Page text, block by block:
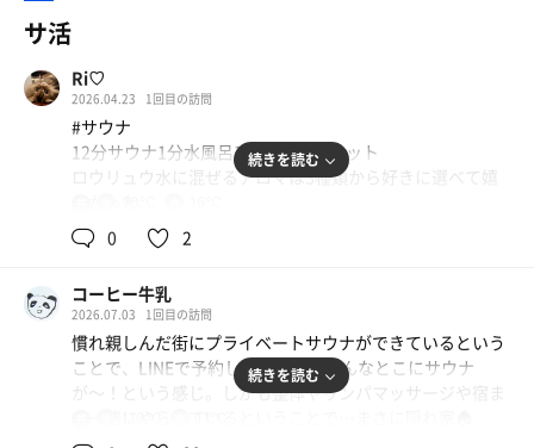
サ活
Ri♡
2026.04.23 1回目の訪問
#サウナ
12分サウナ1分水風呂10分休憩×3セット
ロウリュウ水に混ぜるアロマは3種類から好きに選べて嬉
サウナ室内は広く、4名まで問題なく入れそうな広さだっ
たので快適に過ごせた。
座席部分はロウリュウ前で90度程度。
物足りなさを感じたのでアウフグース必須。
それ用か不明だが、うちわも準備されていた。
続きを読む
0 2
コーヒー牛乳
2026.07.03 1回目の訪問
慣れ親しんだ街にプライベートサウナができているという
ことで、LINEで予約して初訪問🔥こんなとこにサウナ
が〜！という感じ。しかも整体やリンパマッサージや宿ま
続きを読む